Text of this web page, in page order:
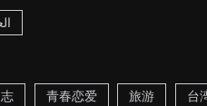
青春恋爱 旅游 台